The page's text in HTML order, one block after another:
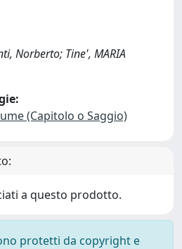
Norberto; Tine', MARIA
(Capitolo o Saggio)
a questo prodotto.
protetti da copyright e